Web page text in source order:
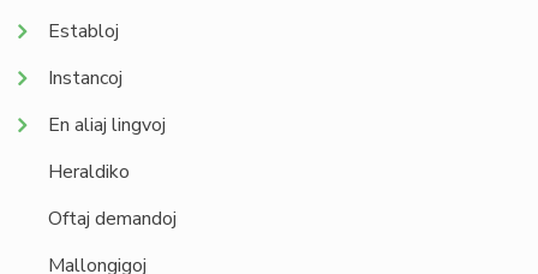
Establoj
Instancoj
En aliaj lingvoj
Heraldiko
Oftaj demandoj
Mallongigoj